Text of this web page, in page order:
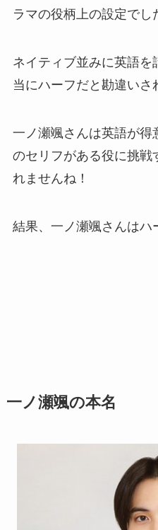
ラマの役柄上の設定でし
ネイティブ並みに英語を
当にハーフだと勘違いさ
一ノ瀬颯さんは英語が得
のセリフがある役に挑戦
れませんね！
結果、一ノ瀬颯さんはハ
一ノ瀬颯の本名